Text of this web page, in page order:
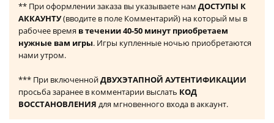
** При оформлении заказа вы указываете нам ДОСТУПЫ К
АККАУНТУ(вводите в поле Комментарий) на который мы в
рабочее время в течении 40-50 минут приобретаем
нужные вам игры. Игры купленные ночью приобретаются
нами утром.
*** При включеннойДВУХЭТАПНОЙ АУТЕНТИФИКАЦИИ
просьба заранее в комментарии выслать КОД
ВОССТАНОВЛЕНИЯ для мгновенного входа в аккаунт.